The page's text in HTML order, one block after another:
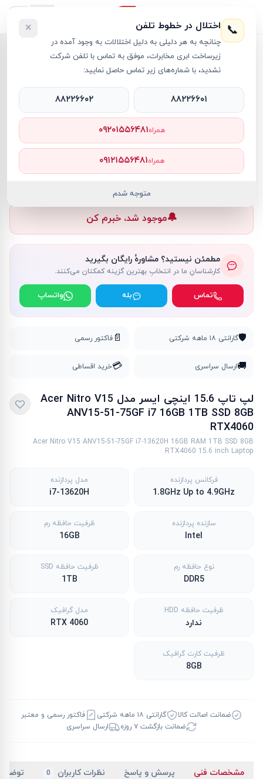
لپ تاپ Nitro
لپ تاپ Nitro RT26117
ناموجود
🔔موجود شد، خبرم کن
مطمئن نیستید؟ مشاورهٔ رایگان بگیرید
کارشناسانِ ما در انتخابِ بهترین گزینه کمکتان می‌کنند.
تماس بله واتساپ
🛡️گارانتی ۱۸ ماهه شرکتی 📄 فاکتور رسمی
🚚ارسال سراسری 💳خرید اقساطی
لپ تاپ 15.6 اینچی ایسر مدل Acer Nitro V15
ANV15-51-75GF i7 16GB 1TB SSD 8GB
RTX4060
Acer Nitro V15 ANV15-51-75GF i7-13620H 16GB RAM 1TB SSD 8GB
RTX4060 15.6 inch Laptop
فرکانس پردازنده
1.8GHz Up to 4.9GHz
مدل پردازنده
i7-13620H
سازنده پردازنده
Intel
ظرفیت حافظه رم
16GB
نوع حافظه رم
DDR5
ظرفیت حافظه SSD
1TB
ظرفیت حافظه HDD
ندارد
مدل گرافیک
RTX 4060
ظرفیت کارت گرافیک
8GB
ضمانت اصالت کالا گارانتی ۱۸ ماهه شرکتی
فاکتور رسمی و معتبر
ضمانت بازگشت ۷ روزه
ارسال سراسری
مشخصات فنی پرسش و پاسخ نظرات کاربران 0
📞 اختلال در خطوط تلفن
چنانچه به هر دلیلی به دلیل اختلالات به وجود آمده در
زیرساخت ابری مخابرات، موفق به تماس با تلفن شرکت
نشدید، با شماره‌های زیر تماس حاصل نمایید:
×
۸۸۲۲۶۶۰۱ ۸۸۲۲۶۶۰۲
همراه۰۹۲۰۱۵۵۶۴۸۱
همراه۰۹۱۲۱۵۵۶۴۸۱
متوجه شدم